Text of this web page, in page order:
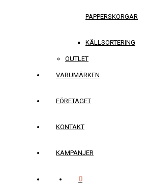
PAPPERSKORGAR
KÄLLSORTERING
OUTLET
VARUMÄRKEN
FÖRETAGET
KONTAKT
KAMPANJER
0